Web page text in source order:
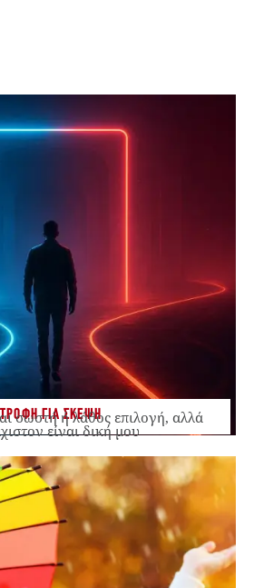
ΤΡΟΦΗ ΓΙΑ ΣΚΕΨΗ
σωστή ή λάθος επιλογή, αλλά
είναι δική μου